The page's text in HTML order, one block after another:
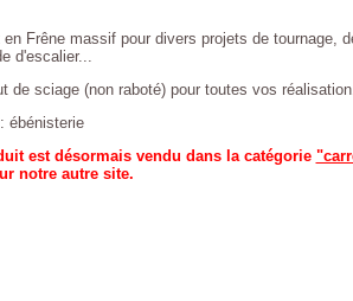
en Frêne massif pour divers projets de tournage,
d'escalier...
de sciage (non raboté) pour toutes vos réalisation.
ébénisterie
est désormais vendu dans la catégorie
notre autre site.